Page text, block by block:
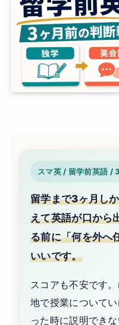
スマ英 / 留学前英語 /
留学まで3ヶ月し
えて英語が口から
る前に「何を外へ
いいです。
スコアも不安です
地で授業について
った時に説明でき